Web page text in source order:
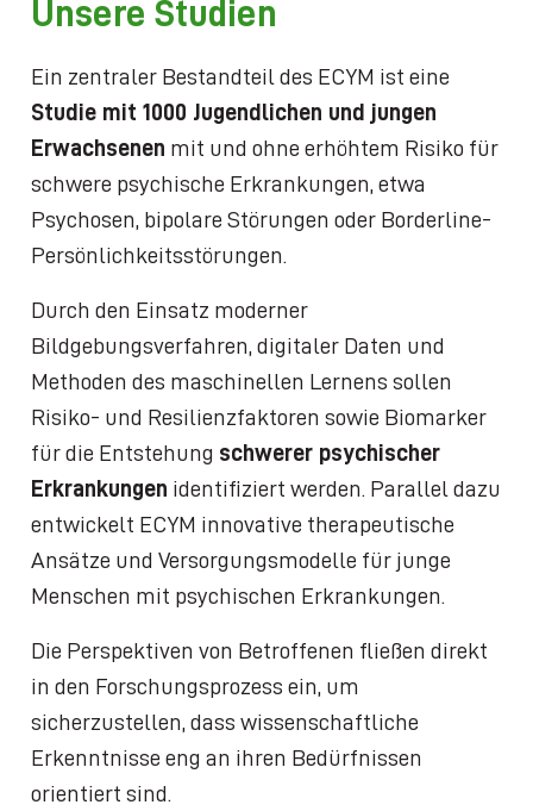
Unsere Studien
Ein zentraler Bestandteil des ECYM ist eine
Studie mit 1000 Jugendlichen und jungen
Erwachsenen mit und ohne erhöhtem Risiko für
schwere psychische Erkrankungen, etwa
Psychosen, bipolare Störungen oder Borderline-
Persönlichkeitsstörungen.
Durch den Einsatz moderner
Bildgebungsverfahren, digitaler Daten und
Methoden des maschinellen Lernens sollen
Risiko- und Resilienzfaktoren sowie Biomarker
für die Entstehung schwerer psychischer
Erkrankungen identifiziert werden. Parallel dazu
entwickelt ECYM innovative therapeutische
Ansätze und Versorgungsmodelle für junge
Menschen mit psychischen Erkrankungen.
Die Perspektiven von Betroffenen fließen direkt
in den Forschungsprozess ein, um
sicherzustellen, dass wissenschaftliche
Erkenntnisse eng an ihren Bedürfnissen
orientiert sind.